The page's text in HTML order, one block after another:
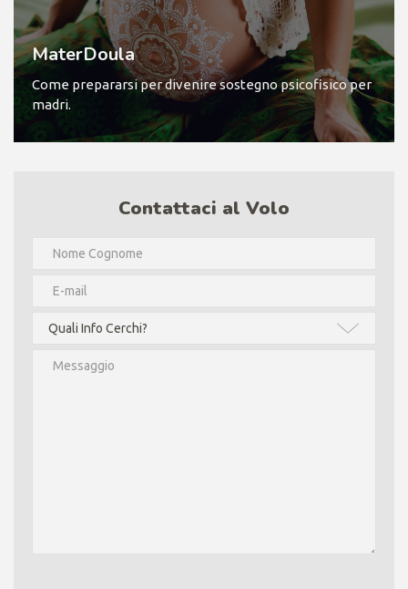
MaterDoula
Come prepararsi per divenire sostegno psicofisico per
madri.
Contattaci al Volo